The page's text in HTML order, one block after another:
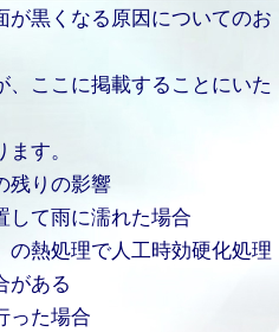
黒くなる原因についてのお
ここに掲載することにいた
す。
残りの影響
して雨に濡れた場合
の熱処理で人工時効硬化処理
がある
った場合